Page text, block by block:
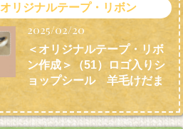
オリジナルテープ・リボン
2025/02/20
＜オリジナルテープ・リボ
ン作成＞（51）ロゴ入りシ
ョップシール 羊毛けだま